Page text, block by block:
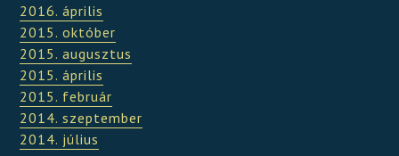
2016. április
2015. október
2015. augusztus
2015. április
2015. február
2014. szeptember
2014. július